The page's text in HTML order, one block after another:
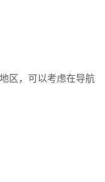
区，可以考虑在导航